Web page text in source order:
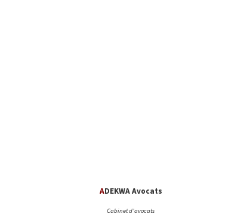
ADEKWA Avocats
Cabinet d’avocats